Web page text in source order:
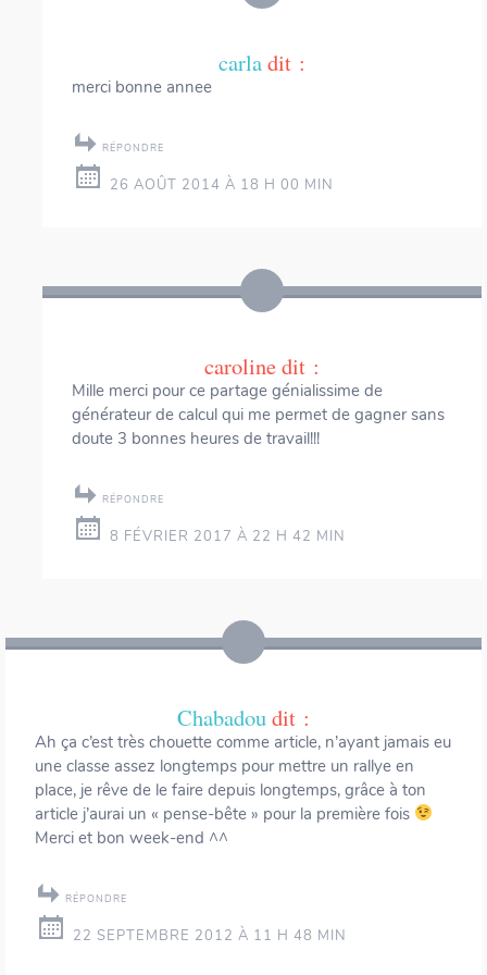
carladit :
merci bonne annee
RÉPONDRE
26 AOÛT 2014 À 18 H 00 MIN
carolinedit :
Mille merci pour ce partage génialissime de
générateur de calcul qui me permet de gagner sans
doute 3 bonnes heures de travail!!!
RÉPONDRE
8 FÉVRIER 2017 À 22 H 42 MIN
Chabadoudit :
Ah ça c’est très chouette comme article, n’ayant jamais eu
une classe assez longtemps pour mettre un rallye en
place, je rêve de le faire depuis longtemps, grâce à ton
article j’aurai un « pense-bête » pour la première fois
Merci et bon week-end ^^
RÉPONDRE
22 SEPTEMBRE 2012 À 11 H 48 MIN